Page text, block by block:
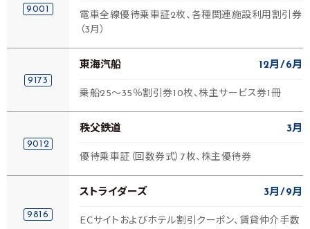
9001
電車全線優待乗車証2枚、各種関連施設利用割引券
（3月）
9173
東海汽船 12月 6月
乗船25～35％割引券10枚、株主サービス券1冊
9012
秩父鉄道 3月
優待乗車証（回数券式）7枚、株主優待券
9816
ストライダーズ 3月 9月
ECサイトおよびホテル割引クーポン、賃貸仲介手数